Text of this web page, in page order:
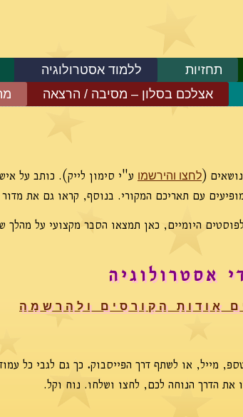
תחזיות ללמוד אסטרולוגיה
אצלכם בסלון – מסיבה / הרצאה
(לחצו והירשמו ע"י סימון לייק). כותב על
עם תאריכם המקורי. בנוסף, קראו גם את מדור
לפוסטים היומיים, כאן תמצאו הסבר מקצועי על
אסטרולוגיה
אודות הקורסים ולהרשמה
מייל, או לשתף דרך הפייסבוק. כך גם לגבי כל
את הדרך הנוחה לכם, לחצו ושלחו. נוח וקל.